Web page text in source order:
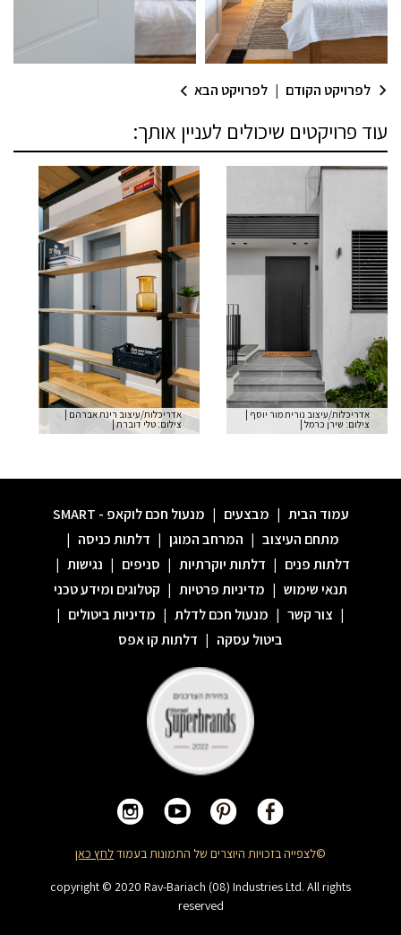
לפרויקט הקודם | לפרויקט הבא
עוד פרויקטים שיכולים לעניין אותך:
אדריכלות/עיצוב נורית מור יוסף
צילום: שירן כרמל
אדריכלות/עיצוב רינת אברהם
צילום: טלי דוברת|
עמוד הבית | מבצעים | מנעול חכם לוקאפ - SMART
מתחם העיצוב | המרחב המוגן | דלתות כניסה |
דלתות פנים | דלתות יוקרתיות | סניפים | נגישות |
תנאי שימוש | מדיניות פרטיות | קטלוגים ומידע טכני
| צור קשר | מנעול חכם לדלת | מדיניות ביטולים |
ביטול עסקה | דלתות קו אפס
©לצפייה בזכויות היוצרים של התמונות בעמודלחץ כאן
copyright © 2020 Rav-Bariach (08) Industries Ltd. All rights
reserved